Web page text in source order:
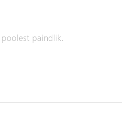
paindlik.